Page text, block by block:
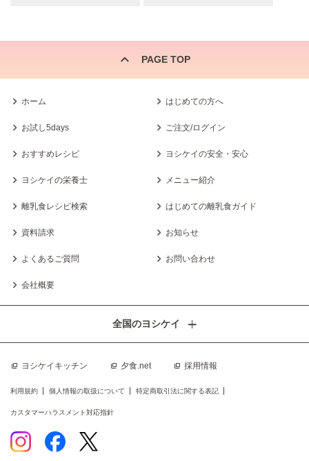
PAGE TOP
ホーム はじめての方へ
お試し5days ご注文/ログイン
おすすめレシピ ヨシケイの安全・安心
ヨシケイの栄養士 メニュー紹介
離乳食レシピ検索 はじめての離乳食ガイド
資料請求 お知らせ
よくあるご質問 お問い合わせ
会社概要
ヨシケイキッチン 夕食.net 採用情報
全国のヨシケイ
利用規約 個人情報の取扱について 特定商取引法に関する表記
カスタマーハラスメント対応指針